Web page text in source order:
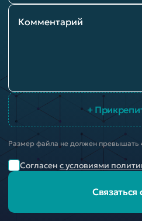
Комментарий
+
Размер файла не должен превышать
Согласен с условиями
Связаться